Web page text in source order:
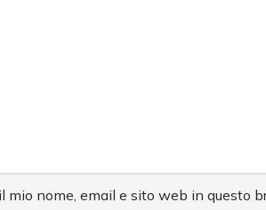
mio nome, email e sito web in questo